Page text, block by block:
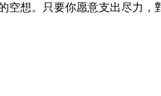
空想。只要你愿意支出尽力